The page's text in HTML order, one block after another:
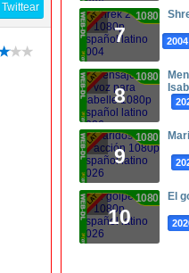
Twittear
7
1080p
2004
8
1080p
9
1080p
10
1080p El